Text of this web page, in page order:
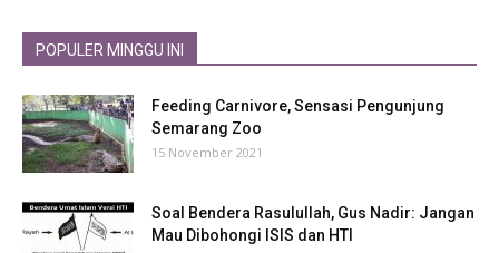
POPULER MINGGU INI
Feeding Carnivore, Sensasi Pengunjung
Semarang Zoo
15 November 2021
Soal Bendera Rasulullah, Gus Nadir: Jangan
Mau Dibohongi ISIS dan HTI